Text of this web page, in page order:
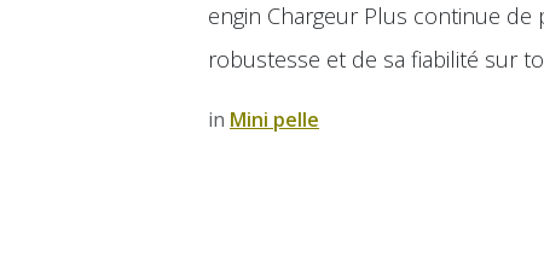
engin Chargeur Plus continue
robustesse et de sa fiabilité sur
in ​Mini pelle